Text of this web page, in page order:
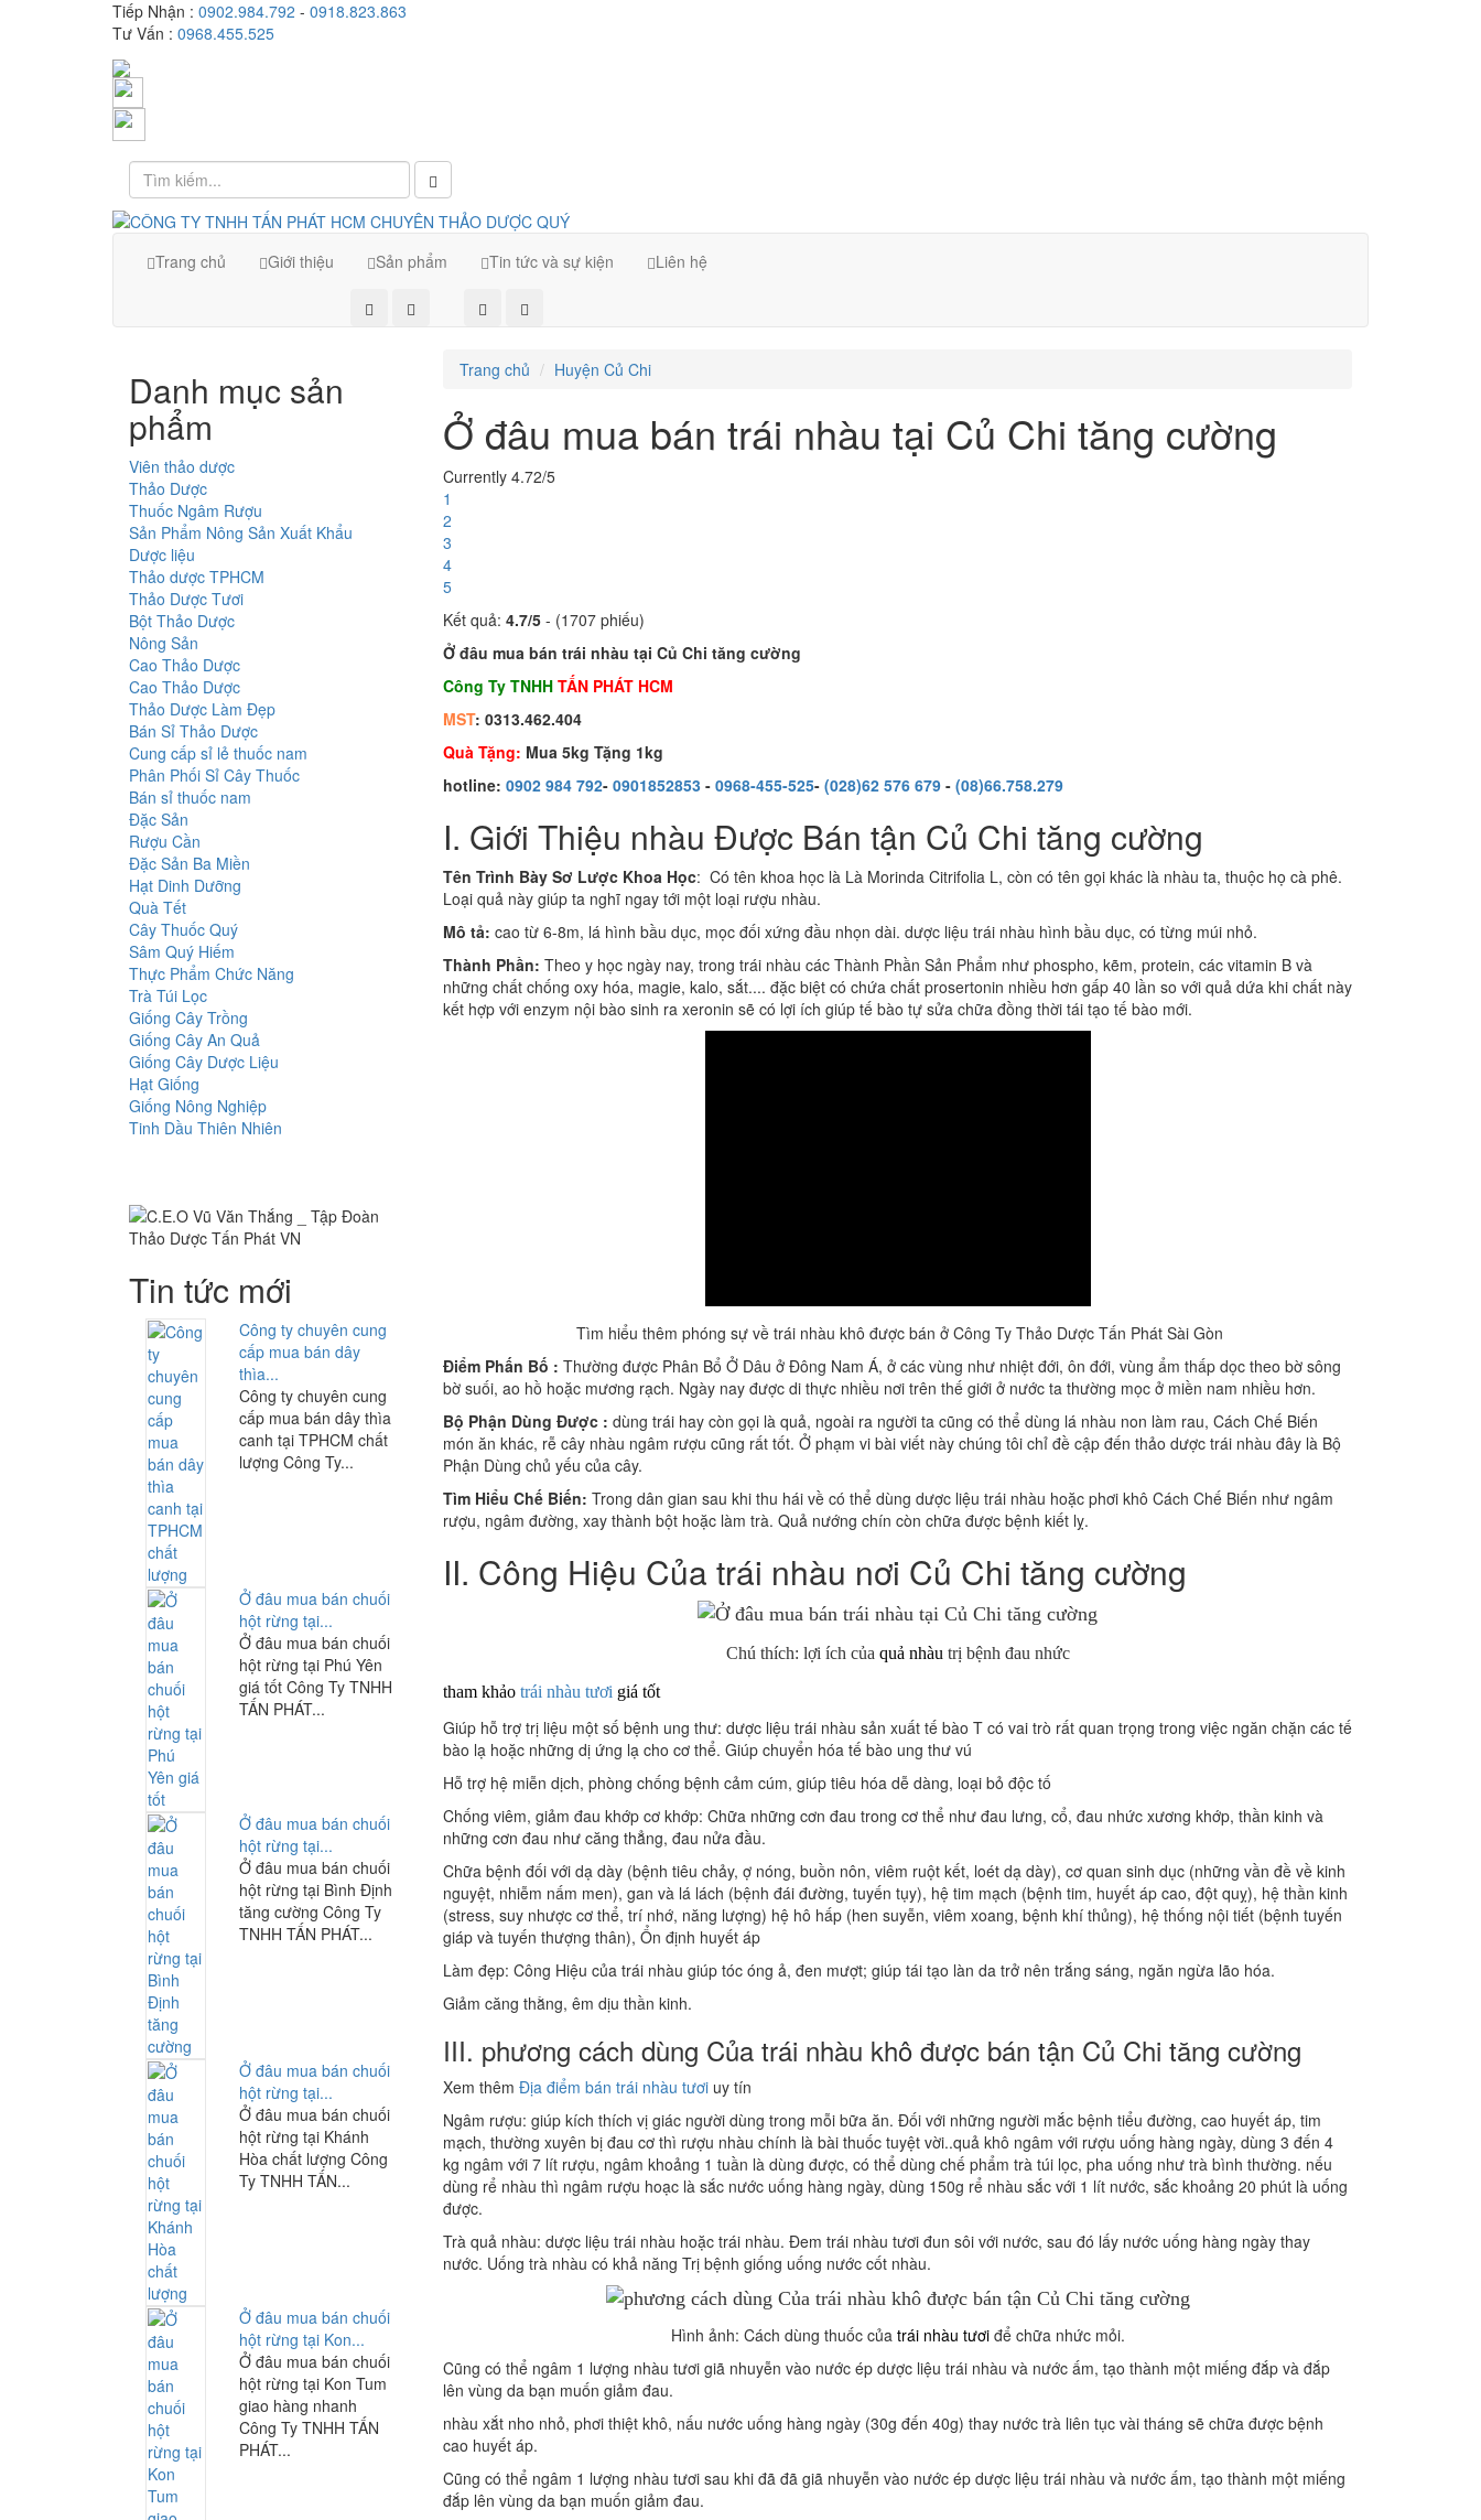
Tiếp Nhận : 0902.984.792 - 0918.823.863
Tư Vấn : 0968.455.525
Trang chủ Giới thiệu Sản phẩm Tin tức và sự kiện Liên hệ
Danh mục sản
phẩm
Viên thảo dược
Thảo Dược
Thuốc Ngâm Rượu
Sản Phẩm Nông Sản Xuất Khẩu
Dược liệu
Thảo dược TPHCM
Thảo Dược Tươi
Bột Thảo Dược
Nông Sản
Cao Thảo Dược
Cao Thảo Dược
Thảo Dược Làm Đẹp
Bán Sỉ Thảo Dược
Cung cấp sỉ lẻ thuốc nam
Phân Phối Sỉ Cây Thuốc
Bán sỉ thuốc nam
Đặc Sản
Rượu Cần
Đặc Sản Ba Miền
Hạt Dinh Dưỡng
Quà Tết
Cây Thuốc Quý
Sâm Quý Hiếm
Thực Phẩm Chức Năng
Trà Túi Lọc
Giống Cây Trồng
Giống Cây An Quả
Giống Cây Dược Liệu
Hạt Giống
Giống Nông Nghiệp
Tinh Dầu Thiên Nhiên
Tin tức mới
Công ty chuyên cung
cấp mua bán dây
thìa...
Công ty chuyên cung
cấp mua bán dây thìa
canh tại TPHCM chất
lượng Công Ty...
Ở đâu mua bán chuối
hột rừng tại...
Ở đâu mua bán chuối
hột rừng tại Phú Yên
giá tốt Công Ty TNHH
TẤN PHÁT...
Ở đâu mua bán chuối
hột rừng tại...
Ở đâu mua bán chuối
hột rừng tại Bình Định
tăng cường Công Ty
TNHH TẤN PHÁT...
Ở đâu mua bán chuối
hột rừng tại...
Ở đâu mua bán chuối
hột rừng tại Khánh
Hòa chất lượng Công
Ty TNHH TẤN...
Ở đâu mua bán chuối
hột rừng tại Kon...
Ở đâu mua bán chuối
hột rừng tại Kon Tum
giao hàng nhanh
Công Ty TNHH TẤN
PHÁT...
Trang chủ Huyện Củ Chi
Ở đâu mua bán trái nhàu tại Củ Chi tăng cường
Currently 4.72/5
1
2
3
4
5
Kết quả: 4.7/5 - (1707 phiếu)
Ở đâu mua bán trái nhàu tại Củ Chi tăng cường
Công Ty TNHH TẤN PHÁT HCM
MST: 0313.462.404
Quà Tặng: Mua 5kg Tặng 1kg
hotline: 0902 984 792- 0901852853 - 0968-455-525- (028)62 576 679 - (08)66.758.279
I. Giới Thiệu nhàu Được Bán tận Củ Chi tăng cường
Tên Trình Bày Sơ Lược Khoa Học: Có tên khoa học là Là Morinda Citrifolia L, còn có tên gọi khác là nhàu ta, thuộc họ cà phê.
Loại quả này giúp ta nghĩ ngay tới một loại rượu nhàu.
Mô tả: cao từ 6-8m, lá hình bầu dục, mọc đối xứng đầu nhọn dài. dược liệu trái nhàu hình bầu dục, có từng múi nhỏ.
Thành Phần: Theo y học ngày nay, trong trái nhàu các Thành Phần Sản Phẩm như phospho, kẽm, protein, các vitamin B và
những chất chống oxy hóa, magie, kalo, sắt.... đặc biệt có chứa chất prosertonin nhiều hơn gấp 40 lần so với quả dứa khi chất này
kết hợp với enzym nội bào sinh ra xeronin sẽ có lợi ích giúp tế bào tự sửa chữa đồng thời tái tạo tế bào mới.
Tìm hiểu thêm phóng sự về trái nhàu khô được bán ở Công Ty Thảo Dược Tấn Phát Sài Gòn
Điểm Phấn Bố : Thường được Phân Bổ Ở Dâu ở Đông Nam Á, ở các vùng như nhiệt đới, ôn đới, vùng ẩm thấp dọc theo bờ sông
bờ suối, ao hồ hoặc mương rạch. Ngày nay được di thực nhiều nơi trên thế giới ở nước ta thường mọc ở miền nam nhiều hơn.
Bộ Phận Dùng Được : dùng trái hay còn gọi là quả, ngoài ra người ta cũng có thể dùng lá nhàu non làm rau, Cách Chế Biến
món ăn khác, rễ cây nhàu ngâm rượu cũng rất tốt. Ở phạm vi bài viết này chúng tôi chỉ đề cập đến thảo dược trái nhàu đây là Bộ
Phận Dùng chủ yếu của cây.
Tìm Hiểu Chế Biến: Trong dân gian sau khi thu hái về có thể dùng dược liệu trái nhàu hoặc phơi khô Cách Chế Biến như ngâm
rượu, ngâm đường, xay thành bột hoặc làm trà. Quả nướng chín còn chữa được bệnh kiết lỵ.
II. Công Hiệu Của trái nhàu nơi Củ Chi tăng cường
Chú thích: lợi ích của quả nhàu trị bệnh đau nhức
tham khảo trái nhàu tươi giá tốt
Giúp hỗ trợ trị liệu một số bệnh ung thư: dược liệu trái nhàu sản xuất tế bào T có vai trò rất quan trọng trong việc ngăn chặn các tế
bào lạ hoặc những dị ứng lạ cho cơ thể. Giúp chuyển hóa tế bào ung thư vú
Hỗ trợ hệ miễn dịch, phòng chống bệnh cảm cúm, giúp tiêu hóa dễ dàng, loại bỏ độc tố
Chống viêm, giảm đau khớp cơ khớp: Chữa những cơn đau trong cơ thể như đau lưng, cổ, đau nhức xương khớp, thần kinh và
những cơn đau như căng thẳng, đau nửa đầu.
Chữa bệnh đối với dạ dày (bệnh tiêu chảy, ợ nóng, buồn nôn, viêm ruột kết, loét dạ dày), cơ quan sinh dục (những vần đề về kinh
nguyệt, nhiễm nấm men), gan và lá lách (bệnh đái đường, tuyến tụy), hệ tim mạch (bệnh tim, huyết áp cao, đột quỵ), hệ thần kinh
(stress, suy nhược cơ thể, trí nhớ, năng lượng) hệ hô hấp (hen suyễn, viêm xoang, bệnh khí thủng), hệ thống nội tiết (bệnh tuyến
giáp và tuyến thượng thân), Ổn định huyết áp
Làm đẹp: Công Hiệu của trái nhàu giúp tóc óng ả, đen mượt; giúp tái tạo làn da trở nên trắng sáng, ngăn ngừa lão hóa.
Giảm căng thằng, êm dịu thần kinh.
III. phương cách dùng Của trái nhàu khô được bán tận Củ Chi tăng cường
Xem thêm Địa điểm bán trái nhàu tươi uy tín
Ngâm rượu: giúp kích thích vị giác người dùng trong mỗi bữa ăn. Đối với những người mắc bệnh tiểu đường, cao huyết áp, tim
mạch, thường xuyên bị đau cơ thì rượu nhàu chính là bài thuốc tuyệt vời..quả khô ngâm với rượu uống hàng ngày, dùng 3 đến 4
kg ngâm với 7 lít rượu, ngâm khoảng 1 tuần là dùng được, có thể dùng chế phẩm trà túi lọc, pha uống như trà bình thường. nếu
dùng rể nhàu thì ngâm rượu hoạc là sắc nước uống hàng ngày, dùng 150g rể nhàu sắc với 1 lít nước, sắc khoảng 20 phút là uống
được.
Trà quả nhàu: dược liệu trái nhàu hoặc trái nhàu. Đem trái nhàu tươi đun sôi với nước, sau đó lấy nước uống hàng ngày thay
nước. Uống trà nhàu có khả năng Trị bệnh giống uống nước cốt nhàu.
Hình ảnh: Cách dùng thuốc của trái nhàu tươiđể chữa nhức mỏi.
Cũng có thể ngâm 1 lượng nhàu tươi giã nhuyễn vào nước ép dược liệu trái nhàu và nước ấm, tạo thành một miếng đắp và đắp
lên vùng da bạn muốn giảm đau.
nhàu xắt nho nhỏ, phơi thiệt khô, nấu nước uống hàng ngày (30g đến 40g) thay nước trà liên tục vài tháng sẽ chữa được bệnh
cao huyết áp.
Cũng có thể ngâm 1 lượng nhàu tươi sau khi đã đã giã nhuyễn vào nước ép dược liệu trái nhàu và nước ấm, tạo thành một miếng
đắp lên vùng da bạn muốn giảm đau.